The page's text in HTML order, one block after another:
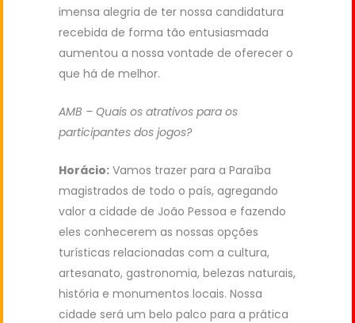
imensa alegria de ter nossa candidatura
recebida de forma tão entusiasmada
aumentou a nossa vontade de oferecer o
que há de melhor.
AMB – Quais os atrativos para os
participantes dos jogos?
Horácio: Vamos trazer para a Paraíba
magistrados de todo o país, agregando
valor a cidade de João Pessoa e fazendo
eles conhecerem as nossas opções
turísticas relacionadas com a cultura,
artesanato, gastronomia, belezas naturais,
história e monumentos locais. Nossa
cidade será um belo palco para a prática